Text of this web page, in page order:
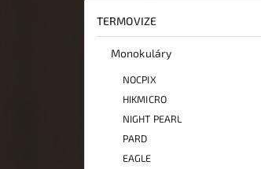
TERMOVIZE
Monokuláry
NOCPIX
HIKMICRO
NIGHT PEARL
PARD
EAGLE